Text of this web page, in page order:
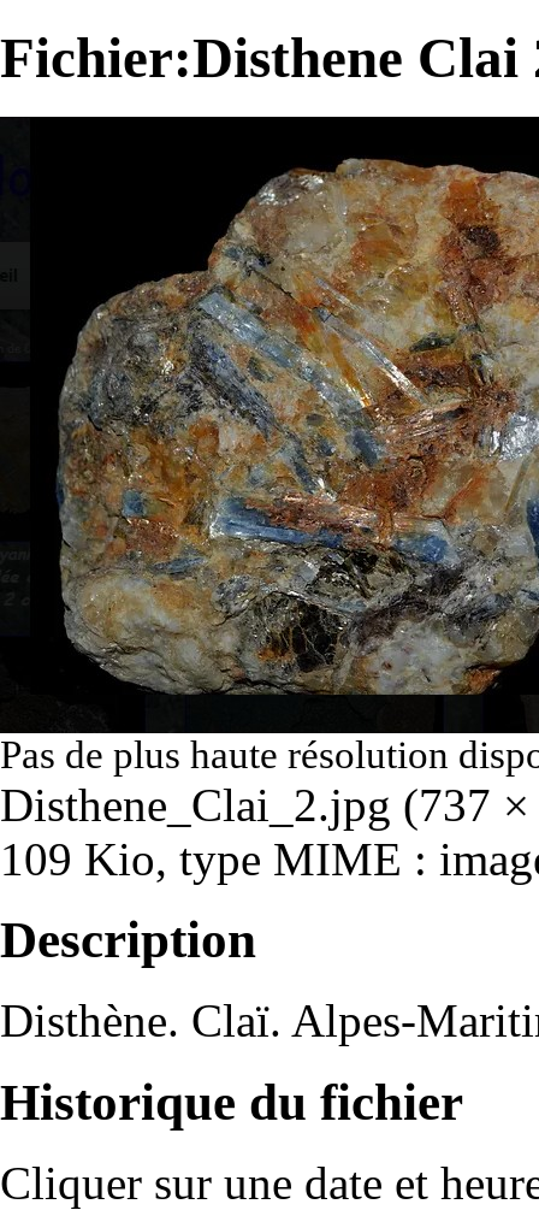
Fichier:Disthene Clai
Pas de plus haute résolution
Disthene_Clai_2.jpg (737
109 Kio, type MIME :
Description
Disthène. Claï. Alpes-
Historique du fichier
Cliquer sur une date et